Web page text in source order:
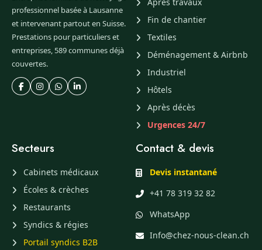
professionnel basée à Lausanne
et intervenant partout en Suisse.
Prestations pour particuliers et
entreprises, 589 communes déjà
couvertes.
Fin de chantier
Textiles
Déménagement & Airbnb
Industriel
Hôtels
Après décès
Urgences 24/7
Secteurs
Cabinets médicaux
Écoles & crèches
Restaurants
Syndics & régies
Portail syndics B2B
Contact & devis
Devis instantané
+41 78 319 32 82
WhatsApp
Info@chez-nous-clean.ch